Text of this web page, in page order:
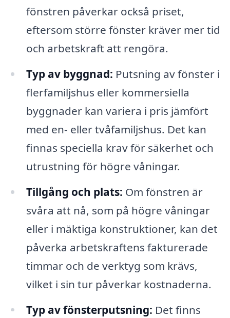
fönstren påverkar också priset,
eftersom större fönster kräver mer tid
och arbetskraft att rengöra.
Typ av byggnad: Putsning av fönster i
flerfamiljshus eller kommersiella
byggnader kan variera i pris jämfört
med en- eller tvåfamiljshus. Det kan
finnas speciella krav för säkerhet och
utrustning för högre våningar.
Tillgång och plats: Om fönstren är
svåra att nå, som på högre våningar
eller i mäktiga konstruktioner, kan det
påverka arbetskraftens fakturerade
timmar och de verktyg som krävs,
vilket i sin tur påverkar kostnaderna.
Typ av fönsterputsning: Det finns